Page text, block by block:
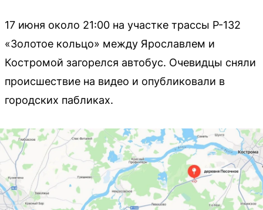
17 июня около 21:00 на участке трассы Р-132
«Золотое кольцо» между Ярославлем и
Костромой загорелся автобус. Очевидцы сняли
происшествие на видео и опубликовали в
городских пабликах.